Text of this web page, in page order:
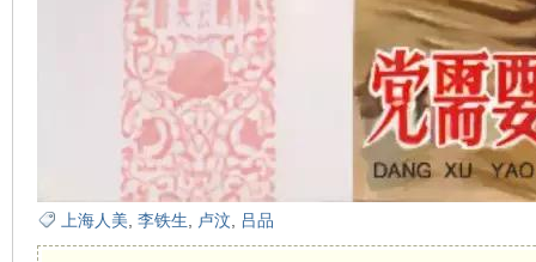
上海人美 李铁生 卢汶 吕品